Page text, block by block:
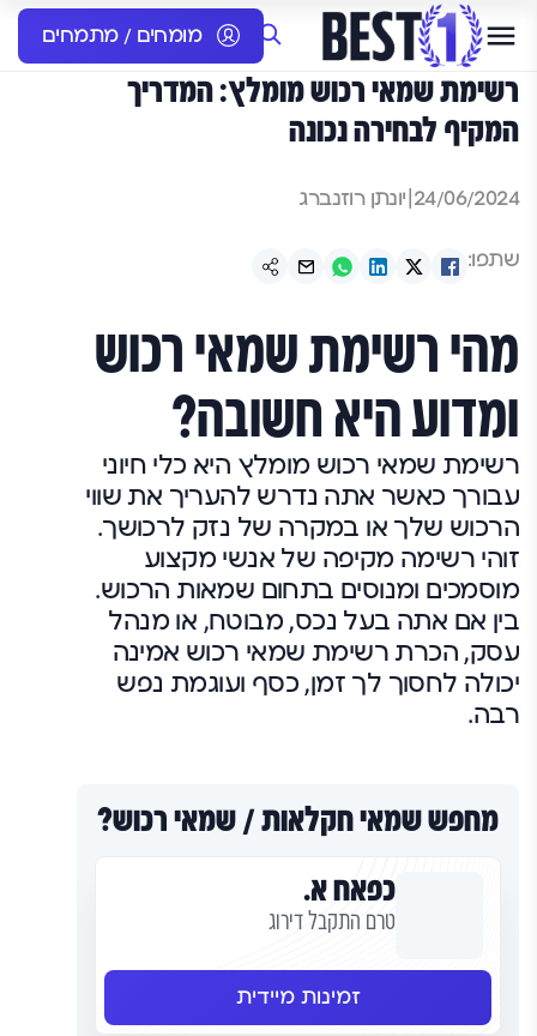
מומחים / מתמחים
רשימת שמאי רכוש מומלץ: המדריך
המקיף לבחירה נכונה
24/06/2024 יונתן רוזנברג
שתפו:
מהי רשימת שמאי רכוש
ומדוע היא חשובה?
רשימת שמאי רכוש מומלץ היא כלי חיוני
עבורך כאשר אתה נדרש להעריך את שווי
הרכוש שלך או במקרה של נזק לרכושך.
זוהי רשימה מקיפה של אנשי מקצוע
מוסמכים ומנוסים בתחום שמאות הרכוש.
בין אם אתה בעל נכס, מבוטח, או מנהל
עסק, הכרת רשימת שמאי רכוש אמינה
יכולה לחסוך לך זמן, כסף ועוגמת נפש
רבה.
מחפש שמאי חקלאות / שמאי רכוש?
כפאח א.
טרם התקבל דירוג
זמינות מיידית